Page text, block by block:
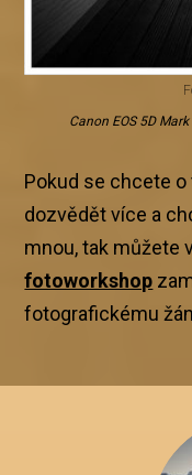
Canon EOS 5D
Pokud se chcete
dozvědět více a
mnou, tak můžete
fotoworkshop
fotografickému